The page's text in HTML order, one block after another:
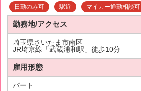
日勤のみ可 駅近 マイカー通勤相談可
勤務地/アクセス
埼玉県さいたま市南区
JR埼京線「武蔵浦和駅」徒歩10分
雇用形態
パート